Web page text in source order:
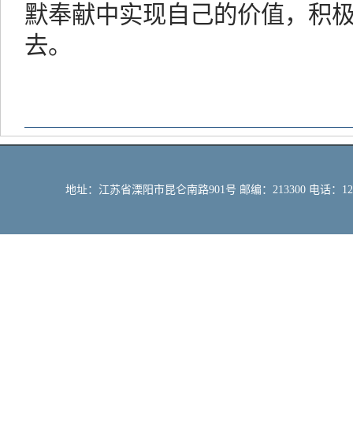
默奉献中实现自己的价值，积
去。
地址：江苏省溧阳市昆仑南路901号 邮编：213300 电话：